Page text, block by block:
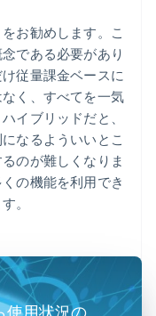
お勧めします。こ
である必要があり
従量課金ベースに
く、すべてを一気
イブリッドだと、
なるよういいとこ
のが難しくなりま
の機能を利用でき
。
使用状況の